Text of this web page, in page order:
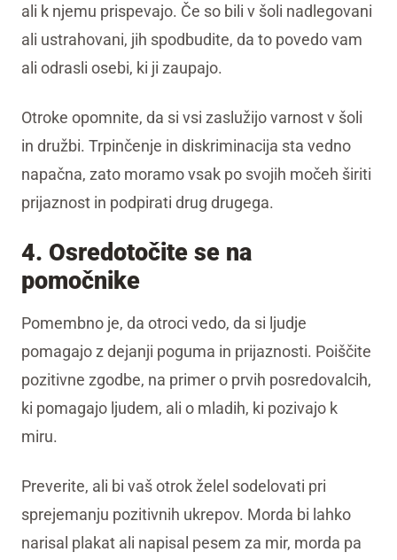
ali k njemu prispevajo. Če so bili v šoli nadlegovani
ali ustrahovani, jih spodbudite, da to povedo vam
ali odrasli osebi, ki ji zaupajo.
Otroke opomnite, da si vsi zaslužijo varnost v šoli
in družbi. Trpinčenje in diskriminacija sta vedno
napačna, zato moramo vsak po svojih močeh širiti
prijaznost in podpirati drug drugega.
4. Osredotočite se na
pomočnike
Pomembno je, da otroci vedo, da si ljudje
pomagajo z dejanji poguma in prijaznosti. Poiščite
pozitivne zgodbe, na primer o prvih posredovalcih,
ki pomagajo ljudem, ali o mladih, ki pozivajo k
miru.
Preverite, ali bi vaš otrok želel sodelovati pri
sprejemanju pozitivnih ukrepov. Morda bi lahko
narisal plakat ali napisal pesem za mir, morda pa